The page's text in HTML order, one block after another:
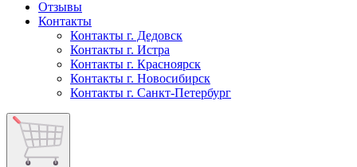
Отзывы
Контакты
Контакты г. Дедовск
Контакты г. Истра
Контакты г. Красноярск
Контакты г. Новосибирск
Контакты г. Санкт-Петербург